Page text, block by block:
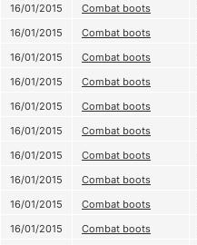
16/01/2015
Combat boots
16/01/2015
Combat boots
16/01/2015
Combat boots
16/01/2015
Combat boots
16/01/2015
Combat boots
16/01/2015
Combat boots
16/01/2015
Combat boots
16/01/2015
Combat boots
16/01/2015
Combat boots
16/01/2015
Combat boots